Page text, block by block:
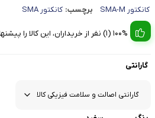
کانکتور SMA-M
برچسب: کانکتور SMA
100% (1) نفر از خریداران، این کالا را پیشنهاد کرده اند
گارانتی